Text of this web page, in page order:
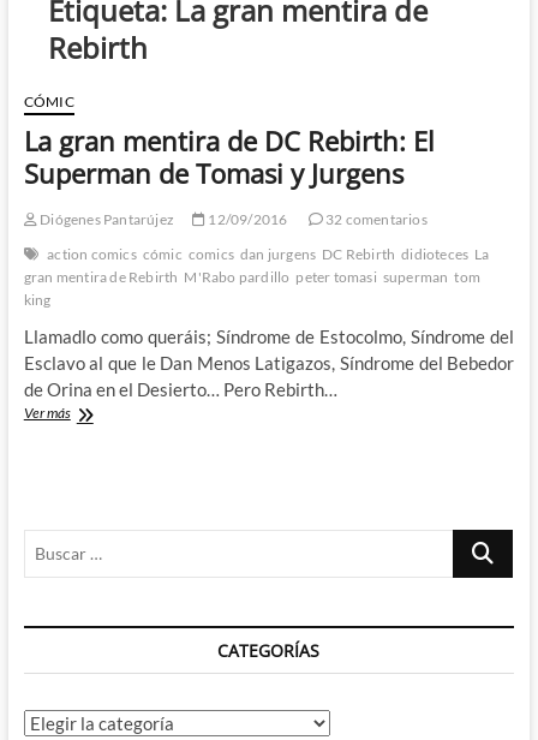
Etiqueta: La gran mentira de
Rebirth
CÓMIC
La gran mentira de DC Rebirth: El
Superman de Tomasi y Jurgens
Diógenes Pantarújez 12/09/2016
32 comentarios
action comics cómic comics dan jurgens DC Rebirth didioteces La
gran mentira de Rebirth M'Rabo pardillo peter tomasi superman tom
king
Llamadlo como queráis; Síndrome de Estocolmo, Síndrome del
Esclavo al que le Dan Menos Latigazos, Síndrome del Bebedor
de Orina en el Desierto… Pero Rebirth…
Ver másLa
Superman
de
y
Buscar
CATEGORÍAS
Categorías